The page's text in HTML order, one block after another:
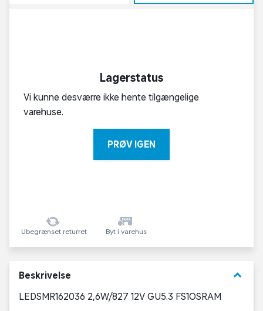
Lagerstatus
Vi kunne desværre ikke hente tilgængelige
varehuse.
PRØV IGEN
Ubegrænset returret Byt i varehus
Beskrivelse keyboard_arrow_down
LEDSMR162036 2,6W/827 12V GU5.3 FS1OSRAM